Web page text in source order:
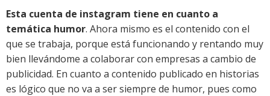
Esta cuenta de instagram tiene en cuanto a
temática humor. Ahora mismo es el contenido con el
que se trabaja, porque está funcionando y rentando muy
bien llevándome a colaborar con empresas a cambio de
publicidad. En cuanto a contenido publicado en historias
es lógico que no va a ser siempre de humor, pues como